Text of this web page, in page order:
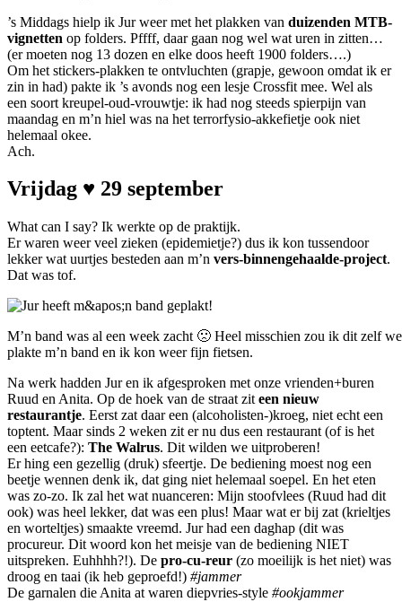
’s Middags hielp ik Jur weer met het plakken van duizenden MTB-
vignetten op folders. Pffff, daar gaan nog wel wat uren in zitten…
(er moeten nog 13 dozen en elke doos heeft 1900 folders….)
Om het stickers-plakken te ontvluchten (grapje, gewoon omdat ik er
zin in had) pakte ik ’s avonds nog een lesje Crossfit mee. Wel als
een soort kreupel-oud-vrouwtje: ik had nog steeds spierpijn van
maandag en m’n hiel was na het terrorfysio-akkefietje ook niet
helemaal okee.
Ach.
Vrijdag ♥ 29 september
What can I say? Ik werkte op de praktijk.
Er waren weer veel zieken (epidemietje?) dus ik kon tussendoor
lekker wat uurtjes besteden aan m’n vers-binnengehaalde-project.
Dat was tof.
M’n band was al een week zacht 🙁 Heel misschien zou ik dit zelf
plakte m’n band en ik kon weer fijn fietsen.
Na werk hadden Jur en ik afgesproken met onze vrienden+buren
Ruud en Anita. Op de hoek van de straat zit een nieuw
restaurantje. Eerst zat daar een (alcoholisten-)kroeg, niet echt een
toptent. Maar sinds 2 weken zit er nu dus een restaurant (of is het
een eetcafe?): The Walrus. Dit wilden we uitproberen!
Er hing een gezellig (druk) sfeertje. De bediening moest nog een
beetje wennen denk ik, dat ging niet helemaal soepel. En het eten
was zo-zo. Ik zal het wat nuanceren: Mijn stoofvlees (Ruud had dit
ook) was heel lekker, dat was een plus! Maar wat er bij zat (krieltjes
en worteltjes) smaakte vreemd. Jur had een daghap (dit was
procureur. Dit woord kon het meisje van de bediening NIET
uitspreken. Euhhhh?!). De pro-cu-reur (zo moeilijk is het niet) was
droog en taai (ik heb geproefd!) #jammer
De garnalen die Anita at waren diepvries-style #ookjammer